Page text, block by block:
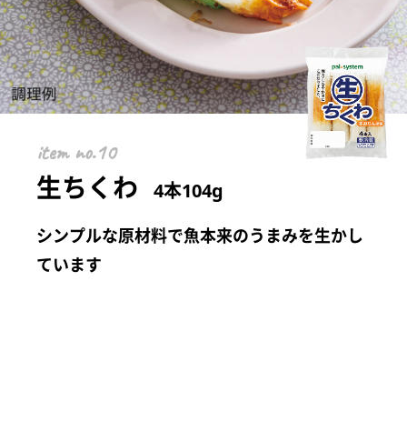
item
生ちくわ 4本104g
シンプルな原材料で魚本来のうまみを生かし
ています